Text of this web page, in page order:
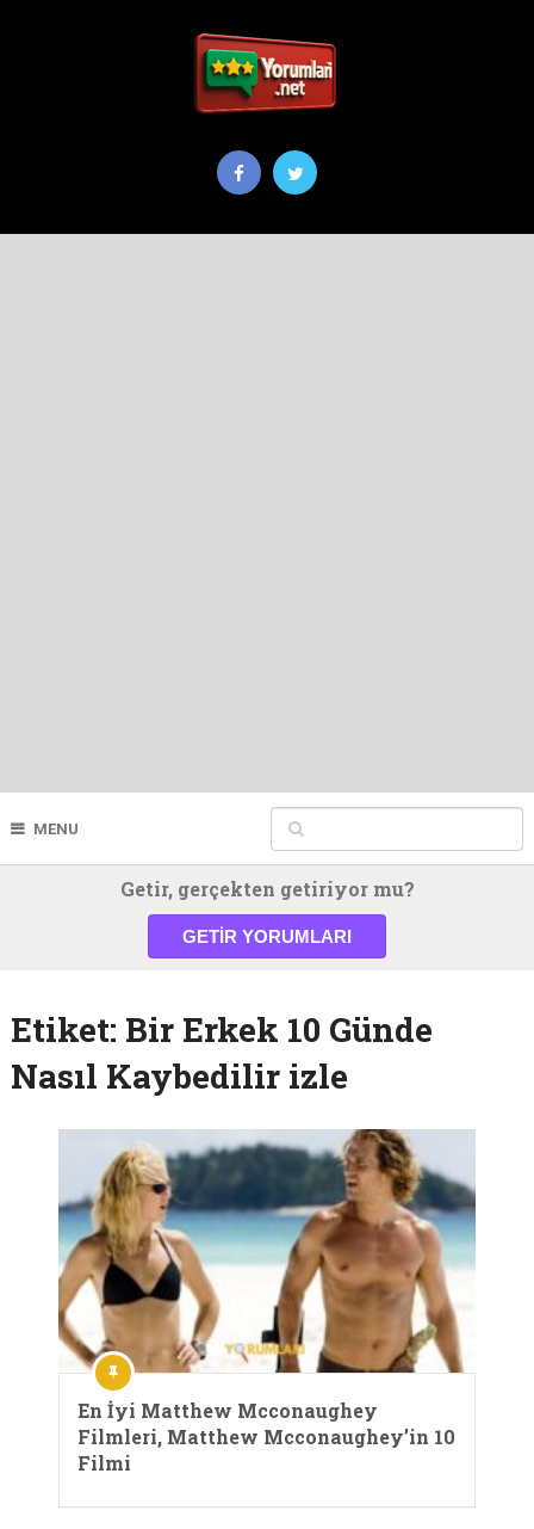
MENU
Getir, gerçekten getiriyor mu?
GETIR YORUMLARI
Etiket: Bir Erkek 10 Günde
Nasıl Kaybedilir izle
En İyi Matthew Mcconaughey
Filmleri, Matthew Mcconaughey’in 10
Filmi